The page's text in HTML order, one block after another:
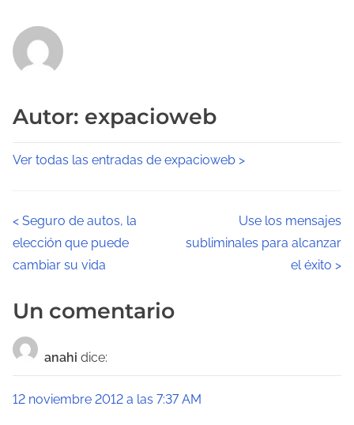
Autor: expacioweb
Ver todas las entradas de expacioweb >
N
a
e
g
< Seguro de autos, la
elección que puede
cambiar su vida
Use los mensajes
subliminales para alcanzar
el éxito >
Un comentario
anahi dice:
12 noviembre 2012 a las 7:37 AM